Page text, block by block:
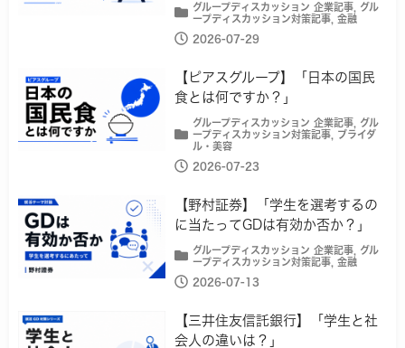
グループディスカッション 企業記事
グル
ープディスカッション対策記事 ,金融
2026-07-29
【ピアスグループ】「日本の国民
食とは何ですか？」
グループディスカッション 企業記事
グル
ープディスカッション対策記事
ブライダ
ル・美容
2026-07-23
【野村証券】「学生を選考するの
に当たってGDは有効か否か？」
グループディスカッション 企業記事
グル
ープディスカッション対策記事 ,金融
2026-07-13
【三井住友信託銀行】「学生と社
会人の違いは？」